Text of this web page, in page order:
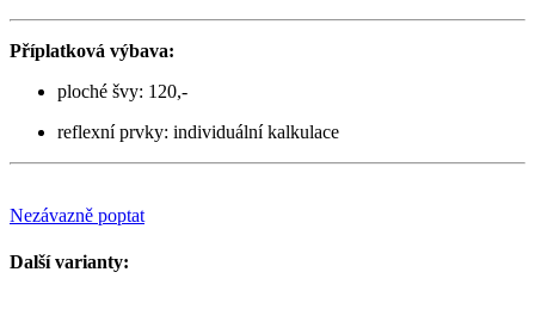
Příplatková výbava:
ploché švy: 120,-
reflexní prvky: individuální kalkulace
Nezávazně poptat
Další varianty: